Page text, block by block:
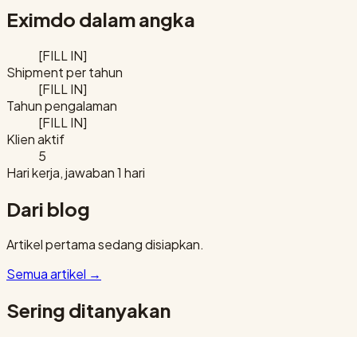
Eximdo dalam angka
[FILL IN]
Shipment per tahun
[FILL IN]
Tahun pengalaman
[FILL IN]
Klien aktif
5
Hari kerja, jawaban 1 hari
Dari blog
Artikel pertama sedang disiapkan.
Semua artikel →
Sering ditanyakan